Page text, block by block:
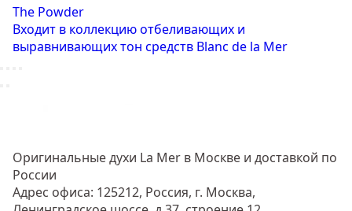
The Powder
Входит в коллекцию отбеливающих и
выравнивающих тон средств Blanc de la Mer
Оригинальные духи La Mer в Москве и доставкой по
России
Адрес офиса: 125212, Россия, г. Москва,